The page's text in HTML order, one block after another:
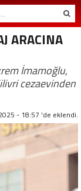
ARACINA
İmamoğlu,
cezaevinden
- 18:57 'de eklendi.